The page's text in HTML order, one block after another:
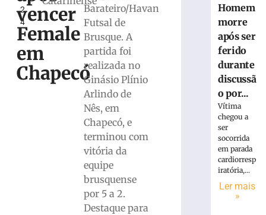
2
4
vencer
Female
em
Chapecó
Barateiro/Havan
Futsal de
Brusque. A
partida foi
realizada no
Ginásio Plínio
Arlindo de
Nês, em
Chapecó, e
terminou com
vitória da
equipe
brusquense
por 5 a 2.
Destaque para
Serra
Rastro
será
interditada
neste
sábado
Homem
morre
após ser
ferido
durante
discussã
o por...
Vítima
chegou a
ser
socorrida
em parada
cardiorresp
iratória,...
Ler mais
»